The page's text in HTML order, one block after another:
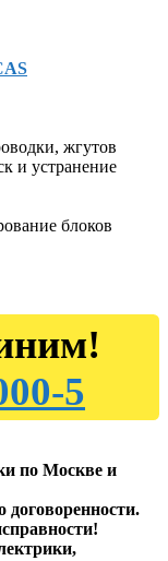
жгутов
и устранение
блоков
5
по Москве и
договоренности.